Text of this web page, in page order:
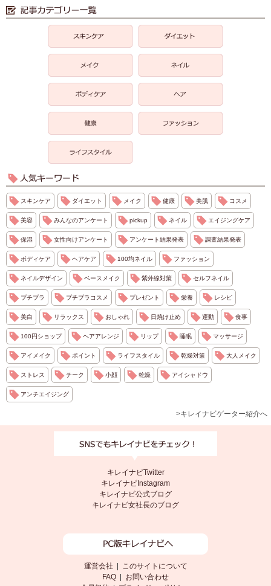
スキンケア ダイエット メイク 健康 美肌 コスメ
美容 みんなのアンケート pickup ネイル エイジングケア
保湿 女性向けアンケート アンケート結果発表 調査結果発表
ボディケア ヘアケア 100均ネイル ファッション
ネイルデザイン ベースメイク 紫外線対策 セルフネイル
プチプラ プチプラコスメ プレゼント 栄養 レシピ
美白 リラックス おしゃれ 日焼け止め 運動 食事
100円ショップ ヘアアレンジ リップ 睡眠 マッサージ
アイメイク ポイント ライフスタイル 乾燥対策 大人メイク
ストレス チーク 小顔 乾燥 アイシャドウ
アンチエイジング
>キレイナビゲーター紹介へ
キレイナビTwitter
キレイナビInstagram
キレイナビ公式ブログ
キレイナビ女社長のブログ
運営会社
このサイトについて
FAQ
お問い合わせ